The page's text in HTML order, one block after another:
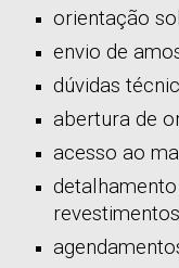
orientação
envio de
dúvidas
abertura de
acesso ao
revestimentos